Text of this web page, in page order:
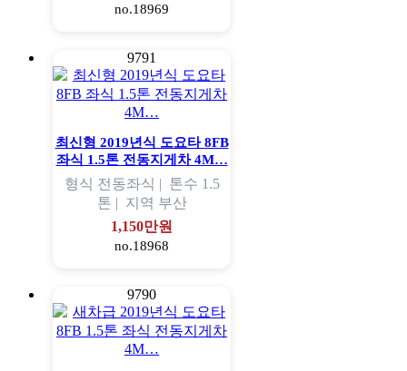
no.18969
9791
최신형 2019년식 도요타 8FB
좌식 1.5톤 전동지게차 4M…
형식 전동좌식 | 톤수 1.5
톤 | 지역 부산
1,150만원
no.18968
9790